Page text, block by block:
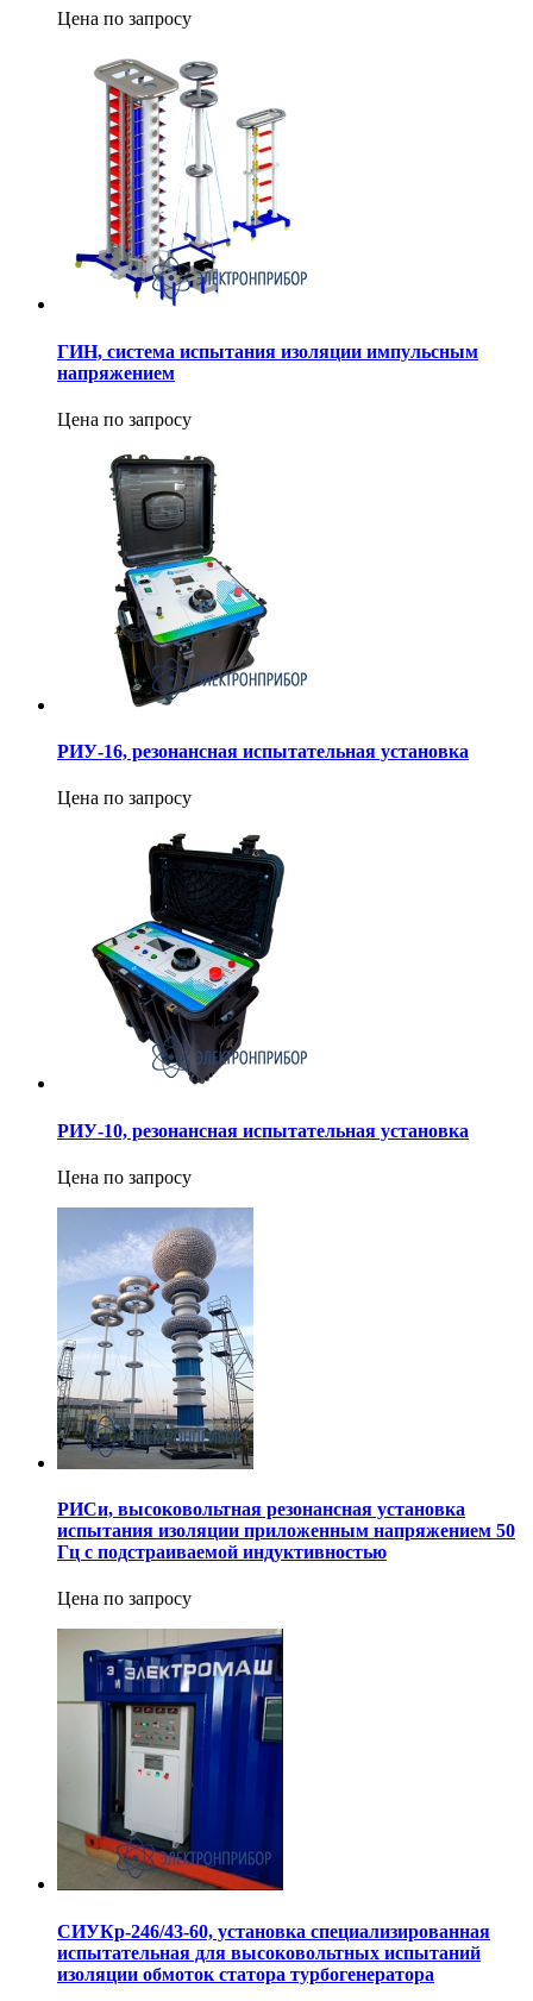
Цена по запросу
ГИН, система испытания изоляции импульсным
напряжением
Цена по запросу
РИУ-16, резонансная испытательная установка
Цена по запросу
РИУ-10, резонансная испытательная установка
Цена по запросу
РИСи, высоковольтная резонансная установка
испытания изоляции приложенным напряжением 50
Гц с подстраиваемой индуктивностью
Цена по запросу
СИУКр-246/43-60, установка специализированная
испытательная для высоковольтных испытаний
изоляции обмоток статора турбогенератора